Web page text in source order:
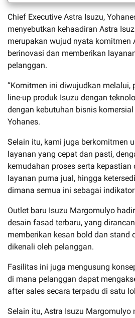
Chief Executive Astra Isuzu,
menyebutkan kehaadiran Astra
merupakan wujud nyata komitmen
berinovasi dan memberikan
pelanggan.
“Komitmen ini diwujudkan melalui,
line-up produk Isuzu dengan
dengan kebutuhan bisnis komersial
Yohanes.
Selain itu, kami juga berkomitmen
layanan yang cepat dan pasti,
kemudahan proses serta
layanan purna jual, hingga
dimana semua ini sebagai
Outlet baru Isuzu Margomulyo
desain fasad terbaru, yang
memberikan kesan bold dan stand
dikenali oleh pelanggan.
Fasilitas ini juga mengusung
di mana pelanggan dapat
after sales secara terpadu di satu
Selain itu, Astra Isuzu Margomulyo